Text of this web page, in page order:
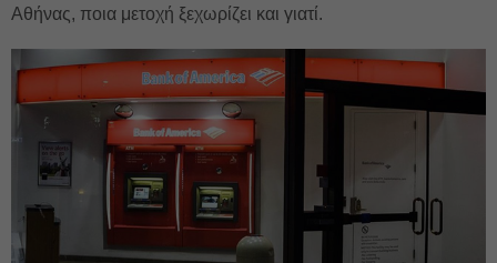
Αθήνας, ποια μετοχή ξεχωρίζει και γιατί.